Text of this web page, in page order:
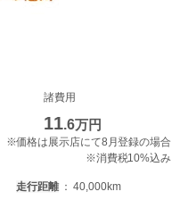
諸費用
11.6万円
※価格は展示店にて8月登録の場合
※消費税10%込み
走行距離
40,000km